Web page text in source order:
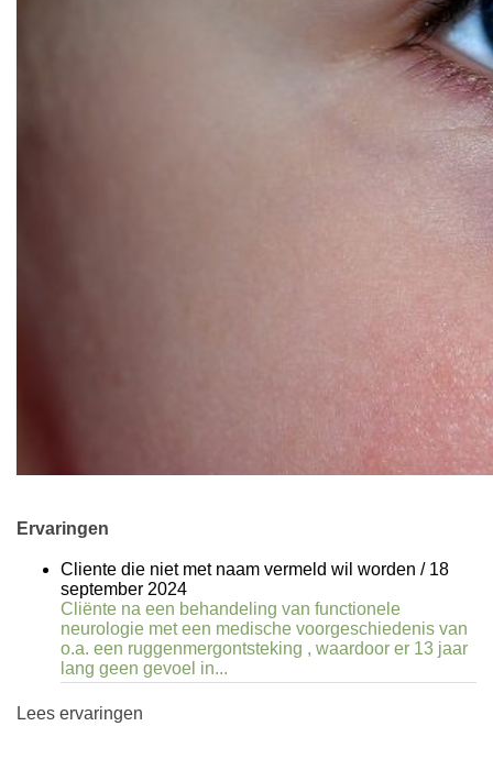
Ervaringen
Cliente die niet met naam vermeld wil worden / 18
september 2024
Cliënte na een behandeling van functionele
neurologie met een medische voorgeschiedenis van
o.a. een ruggenmergontsteking , waardoor er 13 jaar
lang geen gevoel in...
Lees ervaringen